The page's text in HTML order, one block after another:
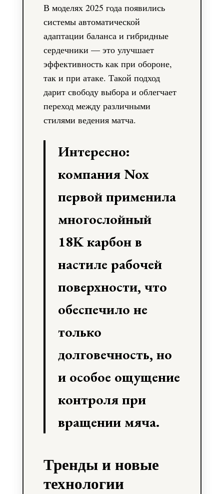
В моделях 2025 года появились
системы автоматической
адаптации баланса и гибридные
сердечники — это улучшает
эффективность как при обороне,
так и при атаке. Такой подход
дарит свободу выбора и облегчает
переход между различными
стилями ведения матча.
Интересно:
компания Nox
первой применила
многослойный
18K карбон в
настиле рабочей
поверхности, что
обеспечило не
только
долговечность, но
и особое ощущение
контроля при
вращении мяча.
Тренды и новые
технологии